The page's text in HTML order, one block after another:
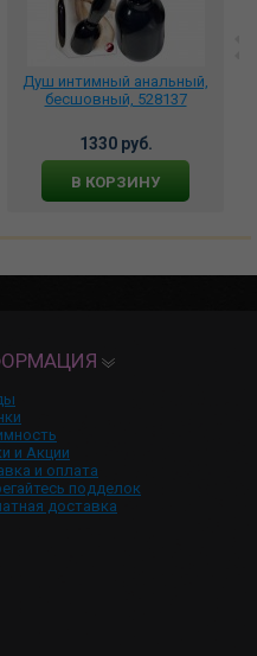
Душ интимный анальный,
бесшовный, 528137
1330 руб.
В КОРЗИНУ
и Акции
и оплата
подделок
доставка